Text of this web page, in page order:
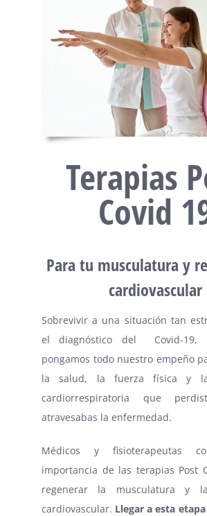
Terapias
Covid
Para tu musculatura y
cardiovascular
Sobrevivir a una situación tan
el diagnóstico del Covid-19,
pongamos todo nuestro empeño
la salud, la fuerza física y la
cardiorrespiratoria que
atravesabas la enfermedad.
Médicos y fisioterapeutas
importancia de las terapias Post
regenerar la musculatura y
cardiovascular. Llegar a esta